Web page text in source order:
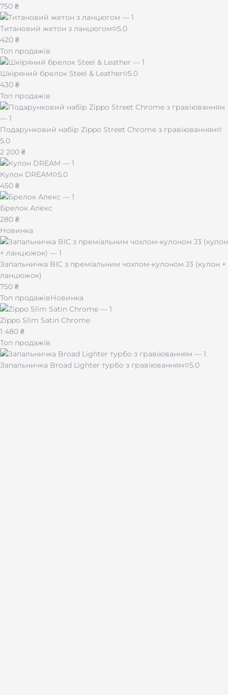
750 ₴
Титановий жетон з ланцюгом
5.0
420 ₴
Топ продажів
Шкіряний брелок Steel & Leather
5.0
430 ₴
Топ продажів
Подарунковий набір Zippo Street Chrome з гравіюванням
5.0
2 200 ₴
Кулон DREAM
5.0
450 ₴
Брелок Алекс
280 ₴
Новинка
Запальничка BIC з преміальним чохлом-кулоном J3 (кулон +
ланцюжок)
750 ₴
Топ продажівНовинка
Zippo Slim Satin Chrome
1 480 ₴
Топ продажів
Запальничка Broad Lighter турбо з гравіюванням
5.0